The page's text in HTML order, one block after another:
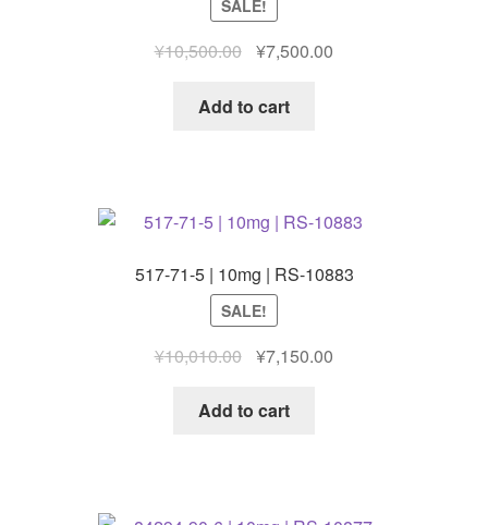
SALE!
¥10,500.00 Original
was:
¥7,500.00
Add to cart
517-71-5 | 10mg | RS-10883
SALE!
¥10,010.00 Original
was:
¥7,150.00
Add to cart